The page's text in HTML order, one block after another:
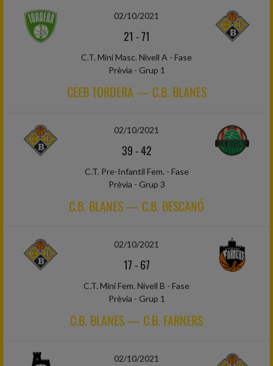
02/10/2021
21 -71
C.T. Mini Masc. Nivell A - Fase
Prèvia - Grup 1
CEEB TORDERA — C.B. BLANES
02/10/2021
39-42
C.T. Pre-Infantil Fem. - Fase
Prèvia - Grup 3
C.B. BLANES — C.B. BESCANÓ
02/10/2021
17-67
C.T. Mini Fem. Nivell B - Fase
Prèvia - Grup 1
C.B. BLANES — C.B. FARNERS
02/10/2021